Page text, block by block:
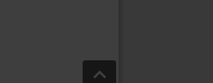
Salta a inizio pagina